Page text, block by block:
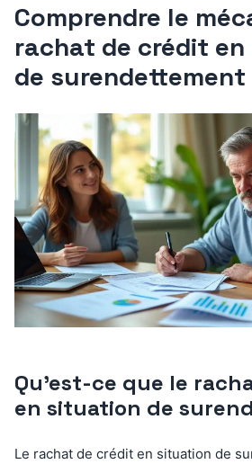
Comprendre le
rachat de crédit
de surendettement
Qu’est-ce que le
en situation de
Le rachat de crédit en situation de